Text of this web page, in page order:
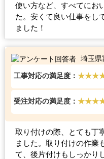
使い方など、すべてにお
た。安くて良い仕事をし
ました！
埼玉県
工事対応の満足度：
受注対応の満足度：
取り付けの際、とても丁
ました。取り付けの作業
て、後片付けもしっかり